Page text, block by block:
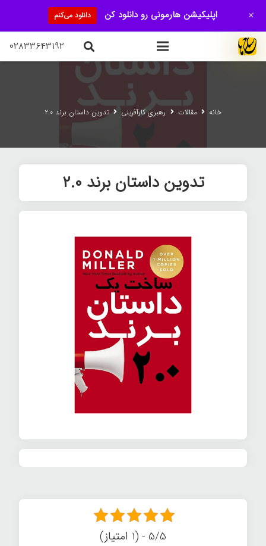
۰۲۸۳۳۶۴۳۱۹۲
خانه مقالات رهبری کارآفرینی تدوین داستان برند ۲.۰
تدوین داستان برند ۲.۰
5/5 - (1 امتیاز)
اپلیکیشن هارمونی رو دانلود کن دانلود می‌کنم +